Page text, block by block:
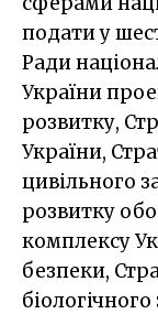
подати у
Ради
України
розвитку,
України,
цивільного
розвитку
комплексу
безпеки,
біологічного